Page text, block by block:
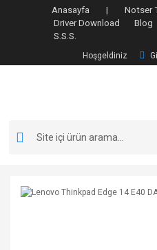
Anasayfa | Notser
Driver Download
Blog
S.S.S.
Hoşgeldiniz